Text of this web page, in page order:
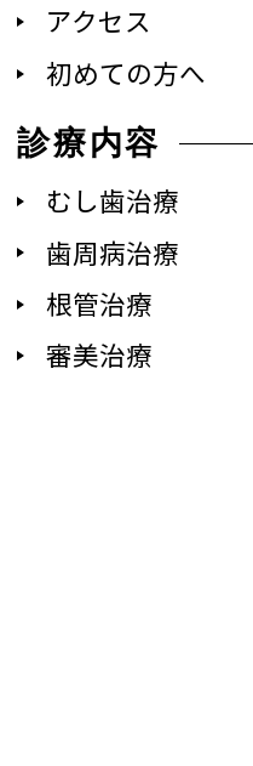
アクセス
初めての方へ
診療内容
むし歯治療
歯周病治療
根管治療
審美治療